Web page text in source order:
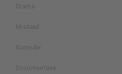
Drama
Misdaad
Komedie
Documentaire